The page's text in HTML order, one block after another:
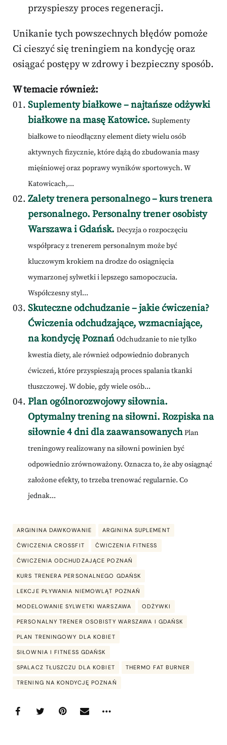
przyspieszy proces regeneracji.
Unikanie tych powszechnych błędów pomoże
Ci cieszyć się treningiem na kondycję oraz
osiągać postępy w zdrowy i bezpieczny sposób.
W temacie również:
Suplementy białkowe – najtańsze odżywki
białkowe na masę Katowice. Suplementy
białkowe to nieodłączny element diety wielu osób
aktywnych fizycznie, które dążą do zbudowania masy
mięśniowej oraz poprawy wyników sportowych. W
Katowicach,...
Zalety trenera personalnego – kurs trenera
personalnego. Personalny trener osobisty
Warszawa i Gdańsk. Decyzja o rozpoczęciu
współpracy z trenerem personalnym może być
kluczowym krokiem na drodze do osiągnięcia
wymarzonej sylwetki i lepszego samopoczucia.
Współczesny styl...
Skuteczne odchudzanie – jakie ćwiczenia?
Ćwiczenia odchudzające, wzmacniające,
na kondycję Poznań Odchudzanie to nie tylko
kwestia diety, ale również odpowiednio dobranych
ćwiczeń, które przyspieszają proces spalania tkanki
tłuszczowej. W dobie, gdy wiele osób...
Plan ogólnorozwojowy siłownia.
Optymalny trening na siłowni. Rozpiska na
siłownie 4 dni dla zaawansowanych Plan
treningowy realizowany na siłowni powinien być
odpowiednio zrównoważony. Oznacza to, że aby osiągnąć
założone efekty, to trzeba trenować regularnie. Co
jednak...
ARGININA DAWKOWANIE ARGININA SUPLEMENT
ĆWICZENIA CROSSFIT ĆWICZENIA FITNESS
ĆWICZENIA ODCHUDZAJĄCE POZNAŃ
KURS TRENERA PERSONALNEGO GDAŃSK
LEKCJE PŁYWANIA NIEMOWLĄT POZNAŃ
MODELOWANIE SYLWETKI WARSZAWA ODŻYWKI
PERSONALNY TRENER OSOBISTY WARSZAWA I GDAŃSK
PLAN TRENINGOWY DLA KOBIET
SIŁOWNIA I FITNESS GDAŃSK
SPALACZ TŁUSZCZU DLA KOBIET THERMO FAT BURNER
TRENING NA KONDYCJĘ POZNAŃ